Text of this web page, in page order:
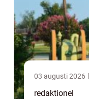
03 augusti 2026
redaktionel